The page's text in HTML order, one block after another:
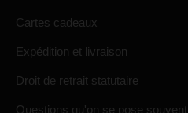
Cartes cadeaux
Expédition et livraison
Droit de retrait statutaire
Questions qu'on se pose souvent